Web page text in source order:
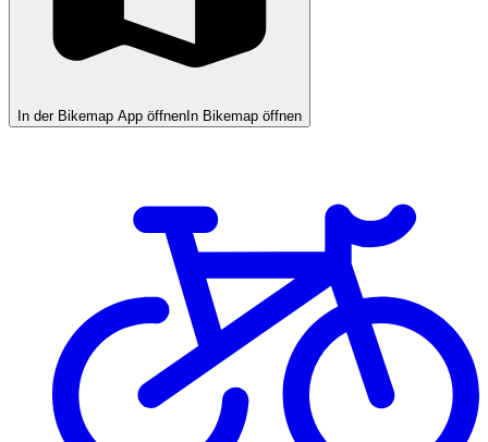
In der Bikemap App öffnen In Bikemap öffnen